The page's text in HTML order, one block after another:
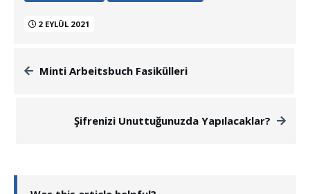
2 EYLÜL 2021
Minti Arbeitsbuch Fasikülleri
Şifrenizi Unuttuğunuzda Yapılacaklar?